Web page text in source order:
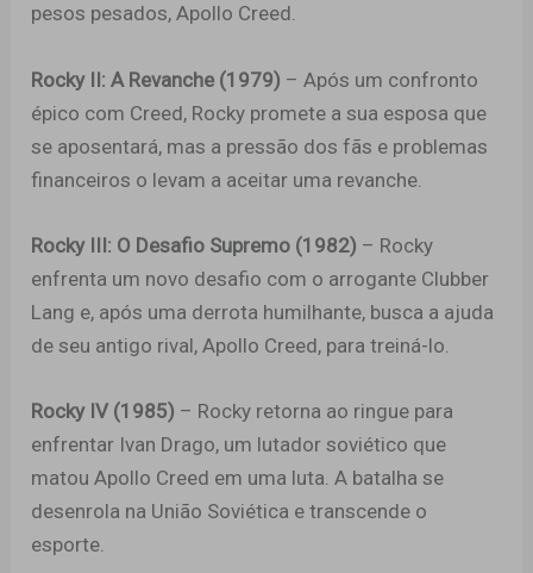
pesos pesados, Apollo Creed.
Rocky II: A Revanche (1979) – Após um confronto
épico com Creed, Rocky promete a sua esposa que
se aposentará, mas a pressão dos fãs e problemas
financeiros o levam a aceitar uma revanche.
Rocky III: O Desafio Supremo (1982) – Rocky
enfrenta um novo desafio com o arrogante Clubber
Lang e, após uma derrota humilhante, busca a ajuda
de seu antigo rival, Apollo Creed, para treiná-lo.
Rocky IV (1985) – Rocky retorna ao ringue para
enfrentar Ivan Drago, um lutador soviético que
matou Apollo Creed em uma luta. A batalha se
desenrola na União Soviética e transcende o
esporte.